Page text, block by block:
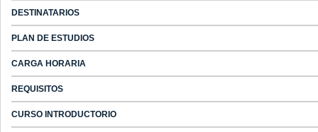
DESTINATARIOS
PLAN DE ESTUDIOS
CARGA HORARIA
REQUISITOS
CURSO INTRODUCTORIO